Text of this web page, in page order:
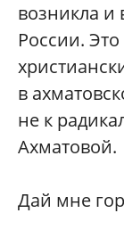
возникла и
России.
в
не к
Ахматовой.
Дай мне